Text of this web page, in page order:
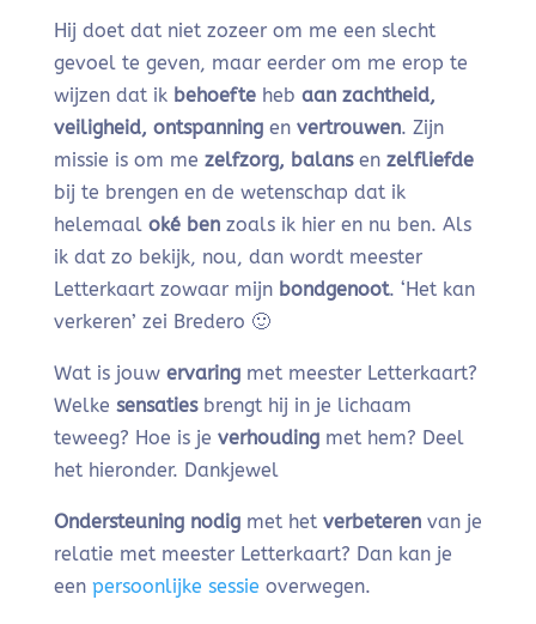
Hij doet dat niet zozeer om me een slecht
gevoel te geven, maar eerder om me erop te
wijzen dat ik behoefte heb aan zachtheid,
veiligheid, ontspanning envertrouwen. Zijn
missie is om me zelfzorg, balansen zelfliefde
bij te brengen en de wetenschap dat ik
helemaal oké benzoals ik hier en nu ben. Als
ik dat zo bekijk, nou, dan wordt meester
Letterkaart zowaar mijn bondgenoot. ‘Het kan
verkeren’ zei Bredero 🙂
Wat is jouw ervaringmet meester Letterkaart?
Welke sensatiesbrengt hij in je lichaam
teweeg? Hoe is je verhoudingmet hem? Deel
het hieronder. Dankjewel
Ondersteuning nodigmet het verbeterenvan je
relatie met meester Letterkaart? Dan kan je
een persoonlijke sessie overwegen.